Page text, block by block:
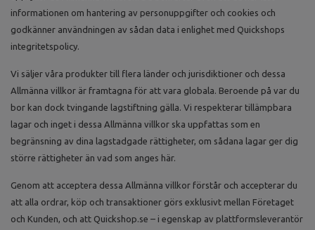
informationen om hantering av personuppgifter och cookies och
godkänner användningen av sådan data i enlighet med Quickshops
integritetspolicy.
Vi säljer våra produkter till flera länder och jurisdiktioner och dessa
Allmänna villkor är framtagna för att vara globala. Beroende på var du
bor kan dock tvingande lagstiftning gälla. Vi respekterar tillämpbara
lagar och inget i dessa Allmänna villkor ska uppfattas som en
begränsning av dina lagstadgade rättigheter, om sådana lagar ger dig
större rättigheter än vad som anges här.
Genom att acceptera dessa Allmänna villkor förstår och accepterar du
att alla ordrar, köp och transaktioner görs exklusivt mellan Företaget
och Kunden, och att Quickshop.se – i egenskap av plattformsleverantör